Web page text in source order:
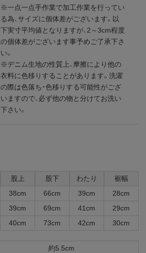
※一点一点手作業で加工作業を行ってい
る為、サイズに個体差がございます。以
下実寸平均値となりますが、2～3cm程度
の個体差がございます事予めご了承下さ
い。
※デニム生地の性質上、摩擦により他の
衣料に色移りすることがあります。洗濯
の際は色落ち・色移りする可能性がござ
いますので、必ず他の物と分けてお洗い
下さい。
股上 股下 わたり
裾幅
38cm 66cm 39cm
28cm
39cm 69cm 41cm
29cm
40cm 73cm 42cm 30cm
約5.5cm